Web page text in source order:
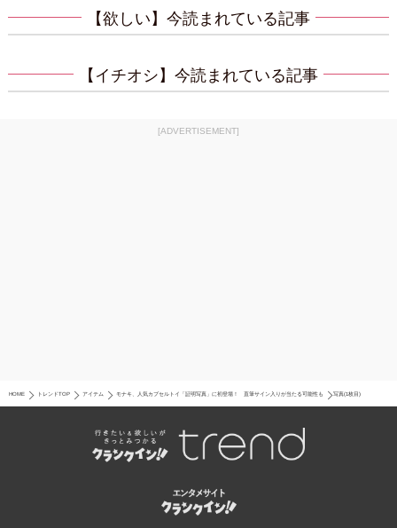
【欲しい】今読まれている記事
【イチオシ】今読まれている記事
[ADVERTISEMENT]
HOME トレンドTOP アイテム モナキ、人気カプセルトイ「証明写真」に初登場！ 直筆サイン入りが当たる可能性も 写真(1枚目)